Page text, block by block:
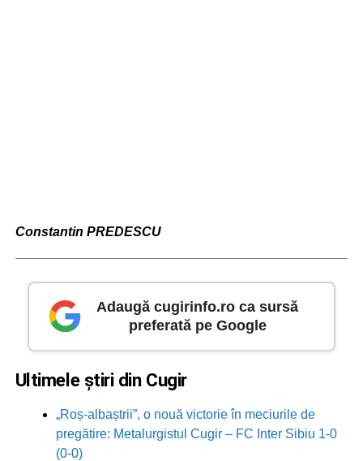
Constantin PREDESCU
Adaugă cugirinfo.ro ca sursă
preferată pe Google
Ultimele știri din Cugir
„Roș-albaștrii”, o nouă victorie în meciurile de
pregătire: Metalurgistul Cugir – FC Inter Sibiu 1-0
(0-0)